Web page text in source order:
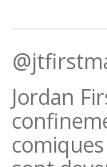
Jordan